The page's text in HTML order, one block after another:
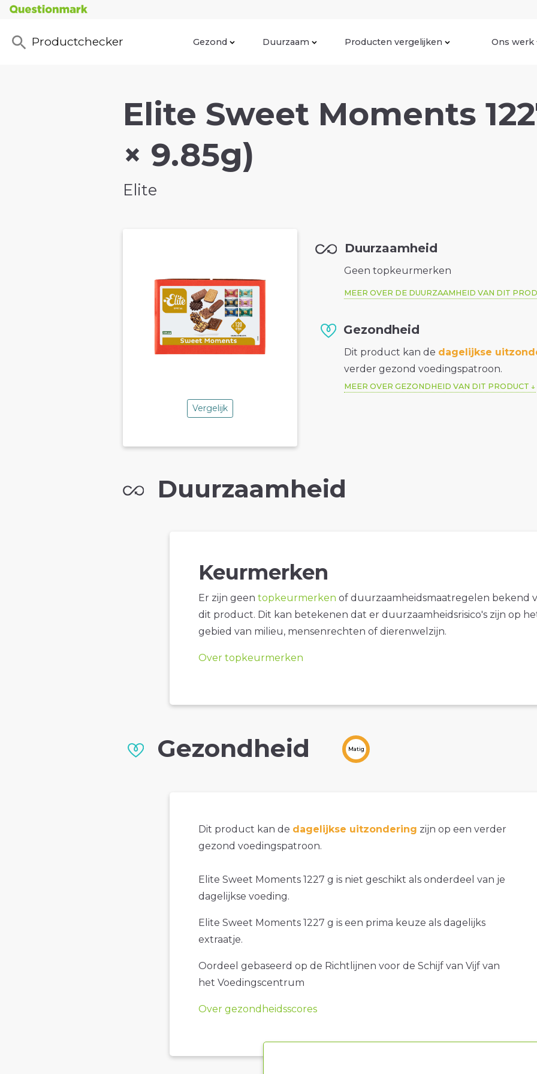
Productchecker Gezond Duurzaam Producten vergelijken Ons werk
Elite Sweet Moments
× 9.85g)
Elite
Vergelijk
Duurzaamheid
Geen topkeurmerken
MEER OVER DE DUURZAAMHEID VAN DIT
Gezondheid
Dit product kan de dagelijkse
verder gezond voedingspatroon.
MEER OVER GEZONDHEID VAN DIT PRODUCT
Duurzaamheid
Keurmerken
Er zijn geen topkeurmerken of duurzaamheidsmaatregelen bekend
dit product. Dit kan betekenen dat er duurzaamheidsrisico's zijn op
gebied van milieu, mensenrechten of dierenwelzijn.
Over topkeurmerken
Gezondheid Matig
Dit product kan de dagelijkse uitzondering zijn op een verder
gezond voedingspatroon.
Elite Sweet Moments 1227 g is niet geschikt als onderdeel van je
dagelijkse voeding.
Elite Sweet Moments 1227 g is een prima keuze als dagelijks
extraatje.
Oordeel gebaseerd op de Richtlijnen voor de Schijf van Vijf van
het Voedingscentrum
Over gezondheidsscores